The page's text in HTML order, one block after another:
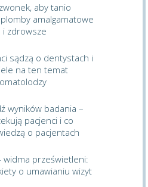
aby tanio
amalgamatowe
i zdrowsze
sądzą o dentystach i
na ten temat
wyników badania –
pacjenci i co
o pacjentach
widma prześwietleni:
o umawianiu wizyt